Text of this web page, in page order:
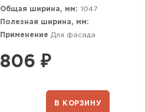
Общая ширина, мм: 1047
Полезная ширина, мм:
Применение Для фасада
806 ₽
В КОРЗИНУ